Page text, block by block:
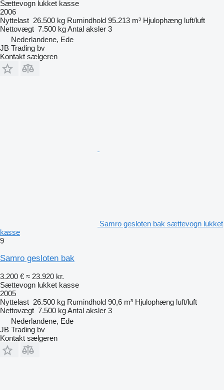
Sættevogn lukket kasse
2006
Nyttelast 26.500 kg Rumindhold 95.213 m³ Hjulophæng luft/luft
Nettovægt 7.500 kgAntal aksler 3
Nederlandene, Ede
JB Trading bv
Kontakt sælgeren
Samro gesloten bak sættevogn lukket
kasse
9
Samro gesloten bak
3.200 € ≈ 23.920 kr.
Sættevogn lukket kasse
2005
Nyttelast 26.500 kg Rumindhold 90,6 m³ Hjulophæng luft/luft
Nettovægt 7.500 kgAntal aksler 3
Nederlandene, Ede
JB Trading bv
Kontakt sælgeren